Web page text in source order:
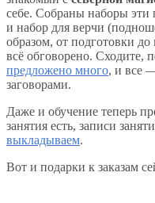
себе. Собраны наборы эти
и набор для верчи
образом, от подготовки
всё обговорено. Сходите,
предложено много, и все
заговорами.
Даже и обучение теперь
занятия есть, записи
выкладываем.
Вот и подарки к заказам